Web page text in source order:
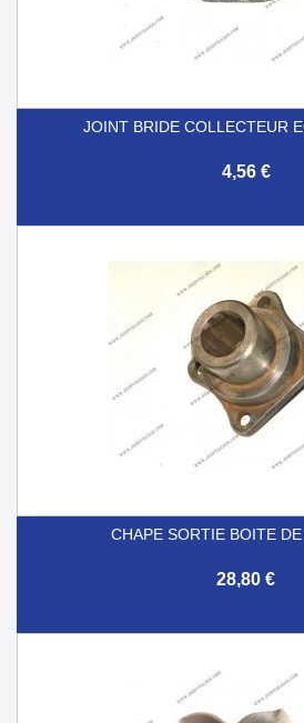
JOINT BRIDE COLLECTEUR
4,56 €
CHAPE SORTIE BOITE
28,80 €